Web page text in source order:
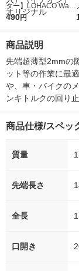
ター】LOHACO Wate
r（ロハコウォータ
シ） オリジナル
490円
商品説明
先端超薄型2mmの
ット等の作業に最
や、車・バイクの
ンキトルクの回り
商品仕様/スペッ
質量
先端長さ
全長
口開き